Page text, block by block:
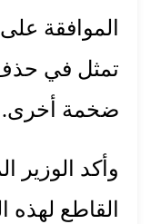
الموافقة
تمثل في
ضخمة أخرى.
وأكد
القاطع